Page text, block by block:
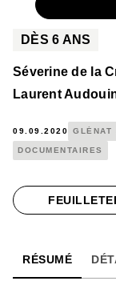
DÈS6 ANS
Séverine de la
Laurent
09.09.2020 GLÉNAT
DOCUMENTAIRES
RÉSUMÉ